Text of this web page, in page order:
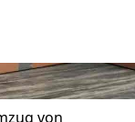
von